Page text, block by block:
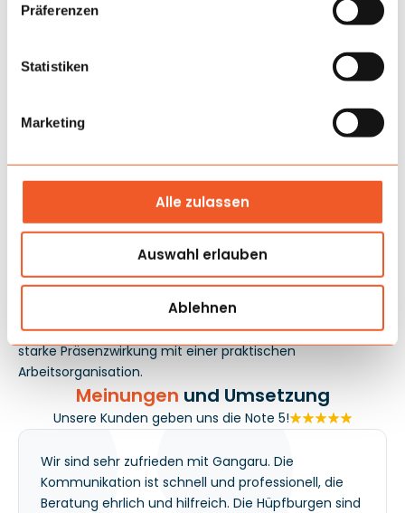
Präferenzen
Statistiken
Marketing
Alle zulassen
Auswahl erlauben
Ablehnen
Am besten funktioniert sie im Freien, dort, wo die
Kinderzone den ganzen Tag aktiv und aus verschiedenen
Richtungen gut sichtbar sein soll. Die offene Form
erleichtert dem Betreiber die Beobachtung des
Spielgeschehens, und zwei Bahnen helfen, auch bei hoher
aufrechtzuerhalten. Die Waldoptik ordnet den Raum
visuell und harmoniert gut mit Picknicks, Festen und
Outdoor-Veranstaltungen. Dieses Modell verbindet eine
starke Präsenzwirkung mit einer praktischen
Arbeitsorganisation.
Meinungen und Umsetzung
Unsere Kunden geben uns die Note 5!
Wir sind sehr zufrieden mit Gangaru. Die
Kommunikation ist schnell und professionell, die
Beratung ehrlich und hilfreich. Die Hüpfburgen sind